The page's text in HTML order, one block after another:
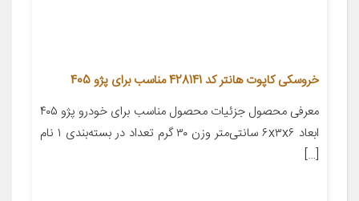
خروسکی کاپوت هانتر کد 428141 مناسب برای پژو 405
معرفی محصول جزئیات محصول مناسب برای خودرو پژو ۴۰۵
ابعاد ۶x۳x۶ سانتی‌متر وزن ۳۰ گرم تعداد در بسته‌بندی ۱ نام
[…]